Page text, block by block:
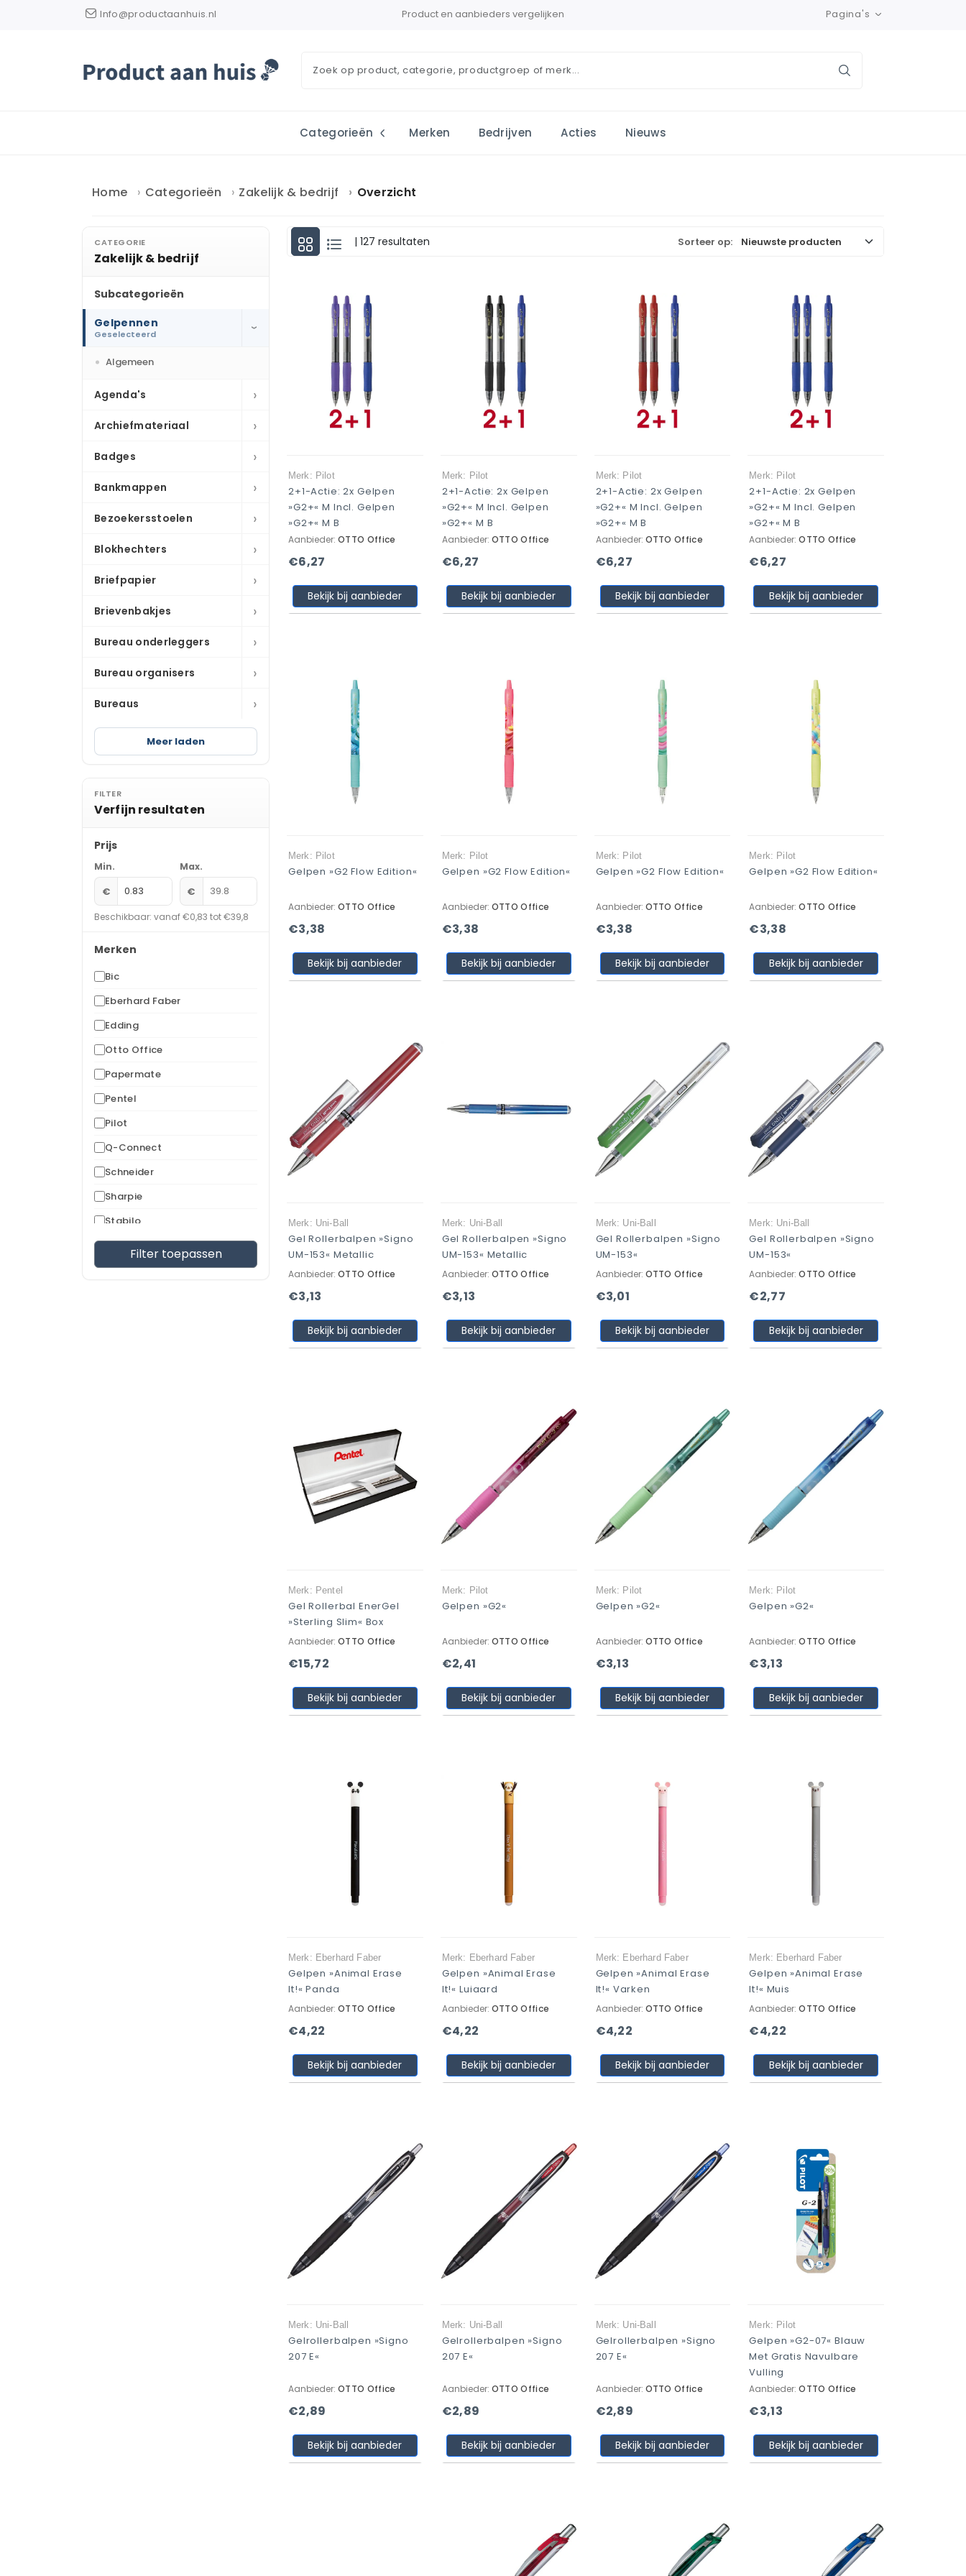
Info@productaanhuis.nl Product en aanbieders vergelijken Pagina's
Categorieën Merken Bedrijven Acties Nieuws
Home Categorieën Zakelijk & bedrijf Overzicht
| 127 resultaten Sorteer op:
Merk: Pilot
2+1-Actie: 2x Gelpen
»G2+« M Incl. Gelpen
»G2+« M B
Aanbieder: OTTO Office
€6,27
Bekijk bij aanbieder
Merk: Pilot
2+1-Actie: 2x Gelpen
»G2+« M Incl. Gelpen
»G2+« M B
Aanbieder: OTTO Office
€6,27
Bekijk bij aanbieder
Merk: Pilot
2+1-Actie: 2x Gelpen
»G2+« M Incl. Gelpen
»G2+« M B
Aanbieder: OTTO Office
€6,27
Bekijk bij aanbieder
Merk: Pilot
2+1-Actie: 2x Gelpen
»G2+« M Incl. Gelpen
»G2+« M B
Aanbieder:OTTO Office
€6,27
Bekijk bij aanbieder
Merk: Pilot
Gelpen »G2 Flow Edition«
Aanbieder: OTTO Office
€3,38
Bekijk bij aanbieder
Merk: Pilot
Gelpen »G2 Flow Edition«
Aanbieder: OTTO Office
€3,38
Bekijk bij aanbieder
Merk: Pilot
Gelpen »G2 Flow Edition«
Aanbieder: OTTO Office
€3,38
Bekijk bij aanbieder
Merk: Pilot
Gelpen »G2 Flow Edition«
Aanbieder:OTTO Office
€3,38
Bekijk bij aanbieder
Merk: Uni-Ball
Gel Rollerbalpen »Signo
UM-153« Metallic
Aanbieder: OTTO Office
€3,13
Bekijk bij aanbieder
Merk: Uni-Ball
Gel Rollerbalpen »Signo
UM-153« Metallic
Aanbieder: OTTO Office
€3,13
Bekijk bij aanbieder
Merk: Uni-Ball
Gel Rollerbalpen »Signo
UM-153«
Aanbieder: OTTO Office
€3,01
Bekijk bij aanbieder
Merk: Uni-Ball
Gel Rollerbalpen »Signo
UM-153«
Aanbieder:OTTO Office
€2,77
Bekijk bij aanbieder
Merk: Pentel
Gel Rollerbal EnerGel
»Sterling Slim« Box
Aanbieder: OTTO Office
€15,72
Bekijk bij aanbieder
Merk: Pilot
Gelpen »G2«
Aanbieder: OTTO Office
€2,41
Bekijk bij aanbieder
Merk: Pilot
Gelpen »G2«
Aanbieder: OTTO Office
€3,13
Bekijk bij aanbieder
Merk: Pilot
Gelpen »G2«
Aanbieder:OTTO Office
€3,13
Bekijk bij aanbieder
Merk: Eberhard Faber
Gelpen »Animal Erase
It!« Panda
Aanbieder: OTTO Office
€4,22
Bekijk bij aanbieder
Merk: Eberhard Faber
Gelpen »Animal Erase
It!« Luiaard
Aanbieder: OTTO Office
€4,22
Bekijk bij aanbieder
Merk: Eberhard Faber
Gelpen »Animal Erase
It!« Varken
Aanbieder: OTTO Office
€4,22
Bekijk bij aanbieder
Merk: Eberhard Faber
Gelpen »Animal Erase
It!« Muis
Aanbieder:OTTO Office
€4,22
Bekijk bij aanbieder
Merk: Uni-Ball
Gelrollerbalpen »Signo
207 E«
Aanbieder: OTTO Office
€2,89
Bekijk bij aanbieder
Merk: Uni-Ball
Gelrollerbalpen »Signo
207 E«
Aanbieder: OTTO Office
€2,89
Bekijk bij aanbieder
Merk: Uni-Ball
Gelrollerbalpen »Signo
207 E«
Aanbieder: OTTO Office
€2,89
Bekijk bij aanbieder
Merk: Pilot
Gelpen »G2-07« Blauw
Met Gratis Navulbare
Vulling
Aanbieder:OTTO Office
€3,13
Bekijk bij aanbieder
CATEGORIE
Zakelijk & bedrijf
Subcategorieën
Gelpennen
Geselecteerd
›
Algemeen
Agenda's ›
Archiefmateriaal ›
Badges ›
Bankmappen ›
Bezoekersstoelen ›
Blokhechters ›
Briefpapier ›
Brievenbakjes ›
Bureau onderleggers ›
Bureau organisers ›
Bureaus ›
Meer laden
FILTER
Verfijn resultaten
Prijs
Min.
€
Max.
€
Beschikbaar: vanaf €0,83 tot €39,8
Merken
Bic
Eberhard Faber
Edding
Otto Office
Papermate
Pentel
Pilot
Q-Connect
Schneider
Sharpie
Stabilo
Uni-Ball
Filter toepassen